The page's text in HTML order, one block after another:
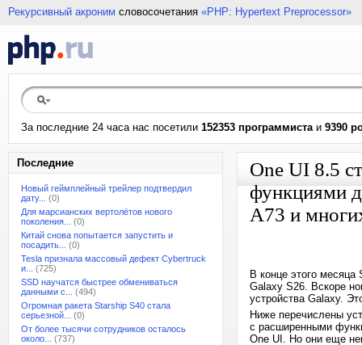
Рекурсивный акроним словосочетания «PHP: Hypertext Preprocessor»
За последние 24 часа нас посетили 152353 программистаи 9390
Последние
Новый геймплейный трейлер подтвердил
дату...
(0)
Для марсианских вертолётов нового
поколения...
(0)
Китай снова попытается запустить и
посадить...
(0)
Tesla признала массовый дефект Cybertruck
и...
(725)
SSD научатся быстрее обмениваться
данными с...
(494)
Огромная ракета Starship S40 стала
серьезной...
(0)
От более тысячи сотрудников осталось
около...
(737)
One UI 8.5
функциями
A73 и
В конце этого месяца
Galaxy S26. Вскоре
устройства Galaxy.
Ниже перечислены
с расширенными
One UI. Но они еще